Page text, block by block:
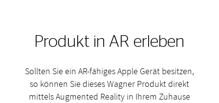
Produkt in AR erleben
Sollten Sie ein AR-fähiges Apple Gerät besitzen,
so können Sie dieses Wagner Produkt direkt
mittels Augmented Reality in Ihrem Zuhause